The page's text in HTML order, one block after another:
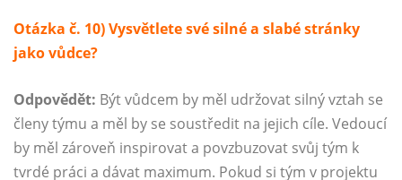
Otázka č. 10) Vysvětlete své silné a slabé stránky
jako vůdce?
Odpovědět: Být vůdcem by měl udržovat silný vztah se
členy týmu a měl by se soustředit na jejich cíle. Vedoucí
by měl zároveň inspirovat a povzbuzovat svůj tým k
tvrdé práci a dávat maximum. Pokud si tým v projektu